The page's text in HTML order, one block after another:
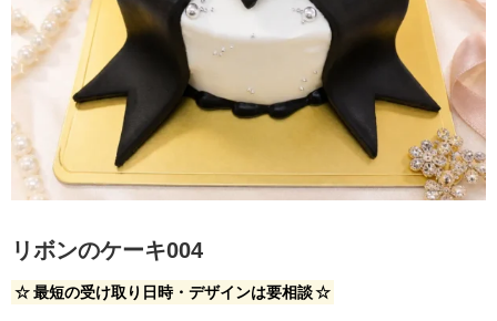
リボンのケーキ004
☆ 最短の受け取り日時・デザインは要相談☆